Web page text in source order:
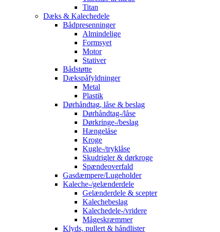
Titan
Dæks & Kalechedele
Bådpresenninger
Almindelige
Formsyet
Motor
Stativer
Bådstøtte
Dækspåfyldninger
Metal
Plastik
Dørhåndtag, låse & beslag
Dørhåndtag-/låse
Dørkringe-/beslag
Hængelåse
Kroge
Kugle-/tryklåse
Skudrigler & dørkroge
Spændeoverfald
Gasdæmpere/Lugeholder
Kaleche-/gelænderdele
Gelænderdele & scepter
Kalechebeslag
Kalechedele-/vridere
Mågeskræmmer
Klyds, pullert & håndlister